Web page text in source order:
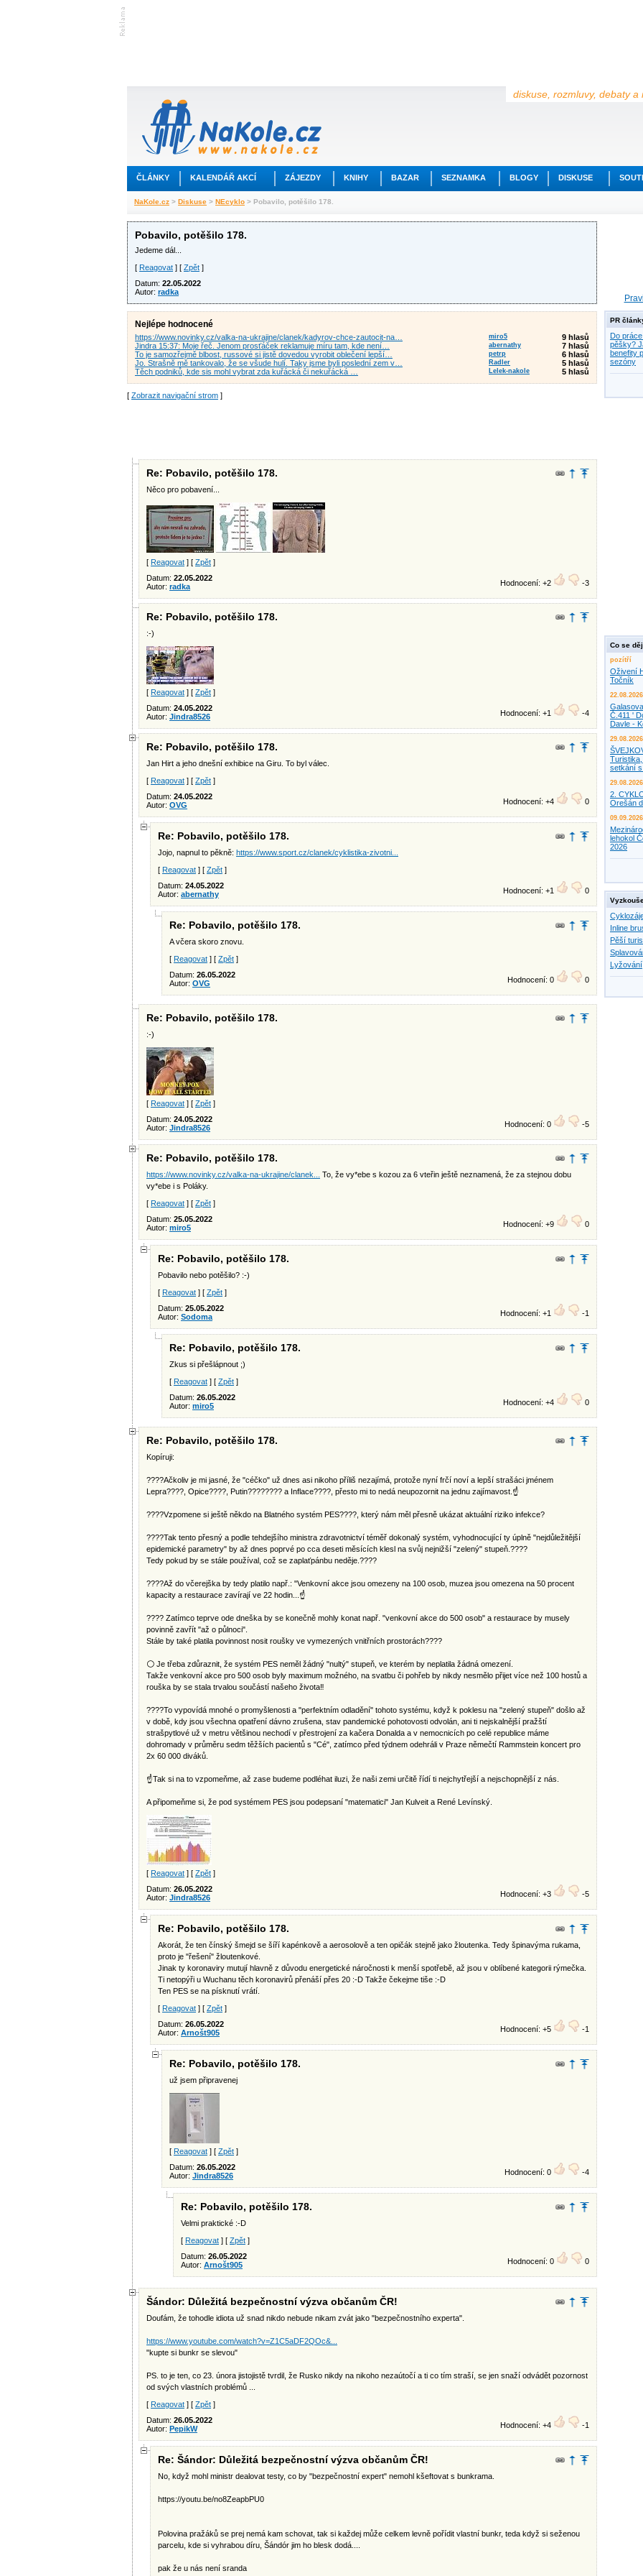
diskuse, rozmluvy, debaty a
ČLÁNKY KALENDÁŘ AKCÍ ZÁJEZDY KNIHY BAZAR SEZNAMKA BLOGY DISKUSE
NaKole.cz > Diskuse > NEcyklo > Pobavilo, potěšilo 178.
Pobavilo, potěšilo 178.
Jedeme dál...
[ Reagovat ] [ Zpět ]
Datum: 22.05.2022
Autor: radka
Nejlépe hodnocené
https://www.novinky.cz/valka-na-ukrajine/clanek/kadyrov-chce-zautocit-na… miro5
9 hlasů
Jindra 15:37: Moje řeč. Jenom prosťáček reklamuje míru tam, kde není…
abernathy
7 hlasů
To je samozřejmě blbost, russové si jistě dovedou vyrobit oblečení lepší…
petrp
6 hlasů
Jo. Strašně mě tankovalo, že se všude hulí. Taky jsme byli poslední zem v…
Radler
5 hlasů
Těch podniků, kde sis mohl vybrat zda kuřácká či nekuřácká …
Lelek-nakole 5 hlasů
[ Zobrazit navigační strom ]
Re: Pobavilo, potěšilo 178.
Něco pro pobavení...
[ Reagovat ] [ Zpět ]
Datum: 22.05.2022
Autor: radka Hodnocení: +2 -3
Re: Pobavilo, potěšilo 178.
:-)
[ Reagovat ] [ Zpět ]
Datum: 24.05.2022
Autor: Jindra8526 Hodnocení: +1 -4
Re: Pobavilo, potěšilo 178.
Jan Hirt a jeho dnešní exhibice na Giru. To byl válec.
[ Reagovat ] [ Zpět ]
Datum: 24.05.2022
Autor: OVG Hodnocení: +4 0
Re: Pobavilo, potěšilo 178.
Jojo, napnul to pěkně: https://www.sport.cz/clanek/cyklistika-zivotni...
[ Reagovat ] [ Zpět ]
Datum: 24.05.2022
Autor: abernathy Hodnocení: +1 0
Re: Pobavilo, potěšilo 178.
A včera skoro znovu.
[ Reagovat ] [ Zpět ]
Datum: 26.05.2022
Autor: OVG Hodnocení: 0 0
Re: Pobavilo, potěšilo 178.
:-)
[ Reagovat ] [ Zpět ]
Datum: 24.05.2022
Autor: Jindra8526 Hodnocení: 0 -5
Re: Pobavilo, potěšilo 178.
https://www.novinky.cz/valka-na-ukrajine/clanek...
To, že vy*ebe s kozou za 6 vteřin ještě neznamená, že za stejnou dobu
vy*ebe i s Poláky.
[ Reagovat ] [ Zpět ]
Datum: 25.05.2022
Autor: miro5 Hodnocení: +9 0
Re: Pobavilo, potěšilo 178.
Pobavilo nebo potěšilo? :-)
[ Reagovat ] [ Zpět ]
Datum: 25.05.2022
Autor: Sodoma Hodnocení: +1 -1
Re: Pobavilo, potěšilo 178.
Zkus si přešlápnout ;)
[ Reagovat ] [ Zpět ]
Datum: 26.05.2022
Autor: miro5 Hodnocení: +4 0
Re: Pobavilo, potěšilo 178.
Kopíruji:
????Ačkoliv je mi jasné, že "céčko" už dnes asi nikoho příliš nezajímá, protože nyní frčí noví a lepší strašáci jménem
Lepra????, Opice????, Putin???????? a Inflace????, přesto mi to nedá neupozornit na jednu zajímavost.☝️
????Vzpomene si ještě někdo na Blatného systém PES????, který nám měl přesně ukázat aktuální riziko infekce?
????Tak tento přesný a podle tehdejšího ministra zdravotnictví téměř dokonalý systém, vyhodnocující ty úplně "nejdůležitější
epidemické parametry" by až dnes poprvé po cca deseti měsících klesl na svůj nejnižší "zelený" stupeň.????
Tedy pokud by se stále používal, což se zaplaťpánbu neděje.????
????Až do včerejška by tedy platilo např.: "Venkovní akce jsou omezeny na 100 osob, muzea jsou omezena na 50 procent
kapacity a restaurace zavírají ve 22 hodin...☝️
???? Zatímco teprve ode dneška by se konečně mohly konat např. "venkovní akce do 500 osob" a restaurace by musely
povinně zavřít "až o půlnoci".
Stále by také platila povinnost nosit roušky ve vymezených vnitřních prostorách????
⚪️ Je třeba zdůraznit, že systém PES neměl žádný "nultý" stupeň, ve kterém by neplatila žádná omezení.
Takže venkovní akce pro 500 osob byly maximum možného, na svatbu či pohřeb by nikdy nesmělo přijet více než 100 hostů a
rouška by se stala trvalou součástí našeho života‼️
????To vypovídá mnohé o promyšlenosti a "perfektním odladění" tohoto systému, když k poklesu na "zelený stupeň" došlo až
v době, kdy jsou všechna opatření dávno zrušena, stav pandemické pohotovosti odvolán, ani ti nejskalnější pražští
strašpytlové už v metru většinou nechodí v přestrojení za kačera Donalda a v nemocnicích po celé republice máme
dohromady v průměru sedm těžších pacientů s "Cé", zatímco před týdnem odehráli v Praze němečtí Rammstein koncert pro
2x 60 000 diváků.
☝️Tak si na to vzpomeňme, až zase budeme podléhat iluzi, že naši zemi určitě řídí ti nejchytřejší a nejschopnější z nás.
A připomeňme si, že pod systémem PES jsou podepsaní "matematici" Jan Kulveit a René Levínský.
[ Reagovat ] [ Zpět ]
Datum: 26.05.2022
Autor: Jindra8526 Hodnocení: +3 -5
Re: Pobavilo, potěšilo 178.
Akorát, že ten čínský šmejd se šíří kapénkově a aerosolově a ten opičák stejně jako žloutenka. Tedy špinavýma rukama,
proto je "řešení" žloutenkové.
Jinak ty koronaviry mutují hlavně z důvodu energetické náročnosti k menší spotřebě, až jsou v oblíbené kategorii rýmečka.
Ti netopýři u Wuchanu těch koronavirů přenáší přes 20 :-D Takže čekejme tiše :-D
Ten PES se na písknutí vrátí.
[ Reagovat ] [ Zpět ]
Datum: 26.05.2022
Autor: Arnošt905 Hodnocení: +5 -1
Re: Pobavilo, potěšilo 178.
už jsem připravenej
[ Reagovat ] [ Zpět ]
Datum: 26.05.2022
Autor: Jindra8526 Hodnocení: 0 -4
Re: Pobavilo, potěšilo 178.
Velmi praktické :-D
[ Reagovat ] [ Zpět ]
Datum: 26.05.2022
Autor: Arnošt905 Hodnocení: 0 0
Šándor: Důležitá bezpečnostní výzva občanům ČR!
Doufám, že tohodle idiota už snad nikdo nebude nikam zvát jako "bezpečnostního experta".
https://www.youtube.com/watch?v=Z1C5aDF2QOc&...
"kupte si bunkr se slevou"
PS. to je ten, co 23. února jistojistě tvrdil, že Rusko nikdy na nikoho nezaútočí a ti co tím straší, se jen snaží odvádět pozornost
od svých vlastních problémů ...
[ Reagovat ] [ Zpět ]
Datum: 26.05.2022
Autor: PepikW Hodnocení: +4 -1
Re: Šándor: Důležitá bezpečnostní výzva občanům ČR!
No, když mohl ministr dealovat testy, co by "bezpečnostní expert" nemohl kšeftovat s bunkrama.
https://youtu.be/no8ZeapbPU0
Polovina pražáků se prej nemá kam schovat, tak si každej může celkem levně pořídit vlastní bunkr, teda když si seženou
parcelu, kde si vyhrabou díru, Šándór jim ho blesk dodá....
pak že u nás není sranda
PR
Do
pěšky?
benefity
sezóny
Co se
pozítří
Oživení
Točník
22.08.2026
Č.411 '
Davle -
29.08.2026
setkání
29.08.2026
2.
Orešán
09.09.2026
lehokol
2026
Inline
Pěší
Lyžování